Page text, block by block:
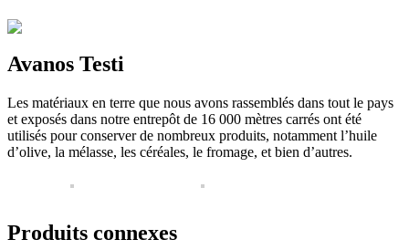
Avanos Testi
Les matériaux en terre que nous avons rassemblés dans tout le pays
et exposés dans notre entrepôt de 16 000 mètres carrés ont été
utilisés pour conserver de nombreux produits, notamment l’huile
d’olive, la mélasse, les céréales, le fromage, et bien d’autres.
Produits connexes